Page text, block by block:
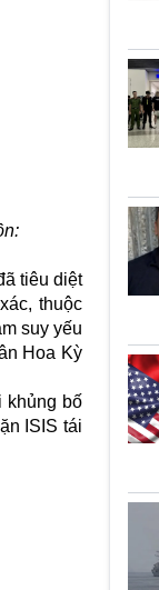
tiêu diệt
thuộc
suy yếu
Hoa Kỳ
khủng bố
ISIS tái